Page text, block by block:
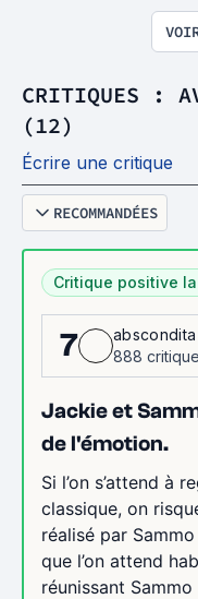
CRITIQUES :
(12)
Écrire une critique
RECOMMANDÉES
Critique positive
7
abscondita
888
Jackie et
de l'émotion.
Si l’on s’attend à
classique, on
réalisé par
que l’on attend
réunissant